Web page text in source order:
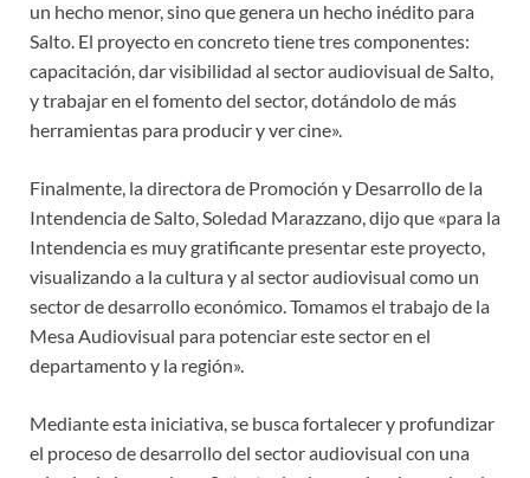
un hecho menor, sino que genera un hecho inédito para
Salto. El proyecto en concreto tiene tres componentes:
capacitación, dar visibilidad al sector audiovisual de Salto,
y trabajar en el fomento del sector, dotándolo de más
herramientas para producir y ver cine».
Finalmente, la directora de Promoción y Desarrollo de la
Intendencia de Salto, Soledad Marazzano, dijo que «para la
Intendencia es muy gratificante presentar este proyecto,
visualizando a la cultura y al sector audiovisual como un
sector de desarrollo económico. Tomamos el trabajo de la
Mesa Audiovisual para potenciar este sector en el
departamento y la región».
Mediante esta iniciativa, se busca fortalecer y profundizar
el proceso de desarrollo del sector audiovisual con una